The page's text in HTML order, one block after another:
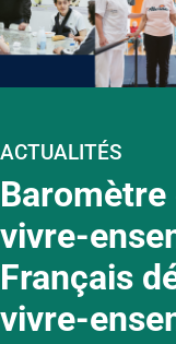
ACTUALITÉS
Baromètre
vivre-
Français
vivre-